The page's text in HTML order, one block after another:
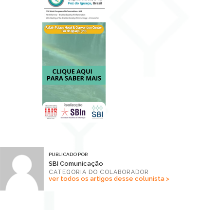
PUBLICADO POR
SBI Comunicação
CATEGORIA DO COLABORADOR
ver todos os artigos desse colunista >